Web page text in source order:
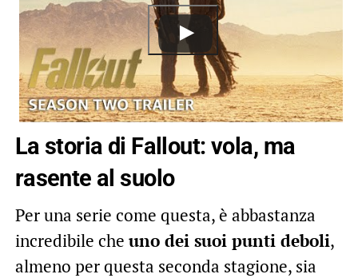
La storia di Fallout: vola, ma
rasente al suolo
Per una serie come questa, è abbastanza
incredibile che uno dei suoi punti deboli,
almeno per questa seconda stagione, sia